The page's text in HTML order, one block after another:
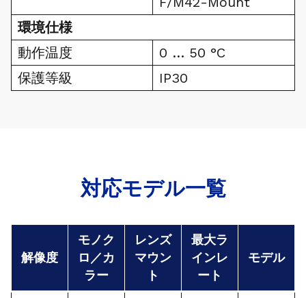
環境仕様
動作温度
0 … 50 °C
保護等級
IP30
対応モデル一覧
解像度
モノク
ロ／カ
ラー
レンズ
マウン
ト
最大ラ
インレ
ート
モデル